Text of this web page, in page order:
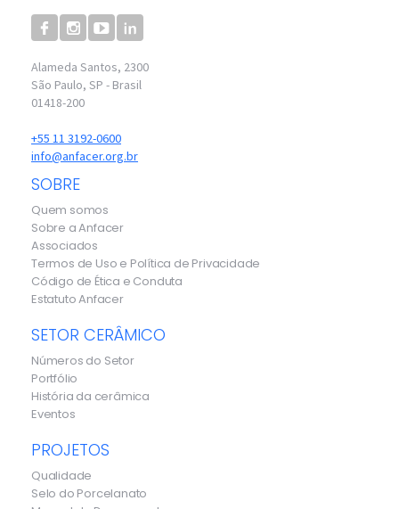
Alameda Santos, 2300
São Paulo, SP - Brasil
01418-200
+55 11 3192-0600
info@anfacer.org.br
SOBRE
Quem somos
Sobre a Anfacer
Associados
Termos de Uso e Política de Privacidade
Código de Ética e Conduta
Estatuto Anfacer
SETOR CERÂMICO
Números do Setor
Portfólio
História da cerâmica
Eventos
PROJETOS
Qualidade
Selo do Porcelanato